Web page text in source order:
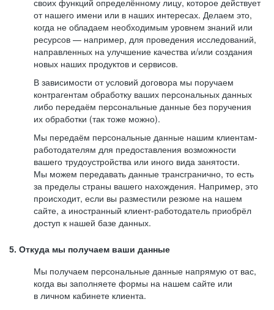
своих функций определённому лицу, которое действует
от нашего имени или в наших интересах. Делаем это,
когда не обладаем необходимым уровнем знаний или
ресурсов — например, для проведения исследований,
направленных на улучшение качества и/или создания
новых наших продуктов и сервисов.
В зависимости от условий договора мы поручаем
контрагентам обработку ваших персональных данных
либо передаём персональные данные без поручения
их обработки (так тоже можно).
Мы передаём персональные данные нашим клиентам-
работодателям для предоставления возможности
вашего трудоустройства или иного вида занятости.
Мы можем передавать данные трансгранично, то есть
за пределы страны вашего нахождения. Например, это
происходит, если вы разместили резюме на нашем
сайте, а иностранный клиент-работодатель приобрёл
доступ к нашей базе данных.
5. Откуда мы получаем ваши данные
Мы получаем персональные данные напрямую от вас,
когда вы заполняете формы на нашем сайте или
в личном кабинете клиента.